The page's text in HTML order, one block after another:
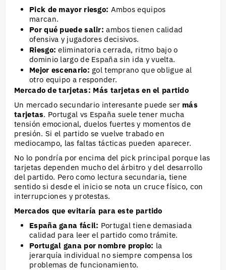
Pick de mayor riesgo: Ambos equipos
marcan.
Por qué puede salir: ambos tienen calidad
ofensiva y jugadores decisivos.
Riesgo: eliminatoria cerrada, ritmo bajo o
dominio largo de España sin ida y vuelta.
Mejor escenario: gol temprano que obligue al
otro equipo a responder.
Mercado de tarjetas: Más tarjetas en el partido
Un mercado secundario interesante puede ser más
tarjetas. Portugal vs España suele tener mucha
tensión emocional, duelos fuertes y momentos de
presión. Si el partido se vuelve trabado en
mediocampo, las faltas tácticas pueden aparecer.
No lo pondría por encima del pick principal porque las
tarjetas dependen mucho del árbitro y del desarrollo
del partido. Pero como lectura secundaria, tiene
sentido si desde el inicio se nota un cruce físico, con
interrupciones y protestas.
Mercados que evitaría para este partido
España gana fácil: Portugal tiene demasiada
calidad para leer el partido como trámite.
Portugal gana por nombre propio: la
jerarquía individual no siempre compensa los
problemas de funcionamiento.